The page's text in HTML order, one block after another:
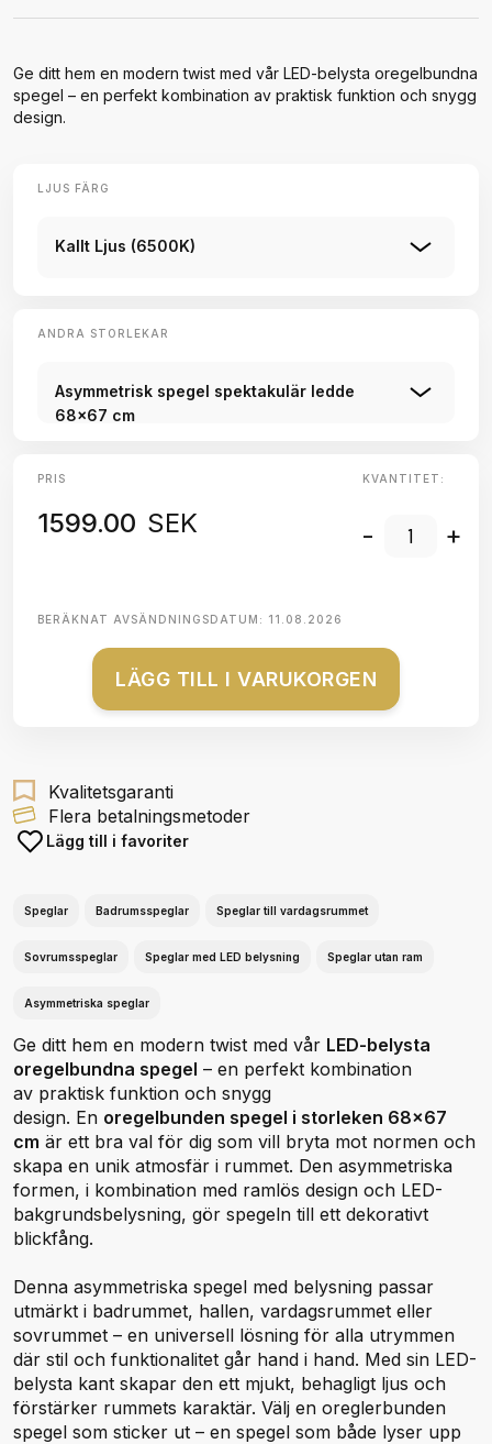
Ge ditt hem en modern twist med vår LED-belysta oregelbundna
spegel – en perfekt kombination av praktisk funktion och snygg
design.
LJUS FÄRG
Kallt Ljus (6500K)
ANDRA STORLEKAR
Asymmetrisk spegel spektakulär ledde
68x67 cm
PRIS
1599.00 SEK
KVANTITET:
- +
BERÄKNAT AVSÄNDNINGSDATUM: 11.08.2026
LÄGG TILL I VARUKORGEN
Kvalitetsgaranti
Flera betalningsmetoder
Lägg till i favoriter
Speglar Badrumsspeglar Speglar till vardagsrummet
Sovrumsspeglar Speglar med LED belysning Speglar utan ram
Asymmetriska speglar
Ge ditt hem en modern twist med vår LED-belysta
oregelbundna spegel – en perfekt kombination
av praktisk funktion och snygg
design. En oregelbunden spegel i storleken 68x67
cm är ett bra val för dig som vill bryta mot normen och
skapa en unik atmosfär i rummet. Den asymmetriska
formen, i kombination med ramlös design och LED-
bakgrundsbelysning, gör spegeln till ett dekorativt
blickfång.
Denna asymmetriska spegel med belysning passar
utmärkt i badrummet, hallen, vardagsrummet eller
sovrummet – en universell lösning för alla utrymmen
där stil och funktionalitet går hand i hand. Med sin LED-
belysta kant skapar den ett mjukt, behagligt ljus och
förstärker rummets karaktär. Välj en oreglerbunden
spegel som sticker ut – en spegel som både lyser upp